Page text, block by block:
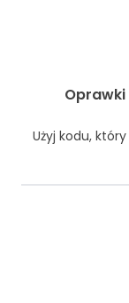
Oprawki
Użyj kodu,